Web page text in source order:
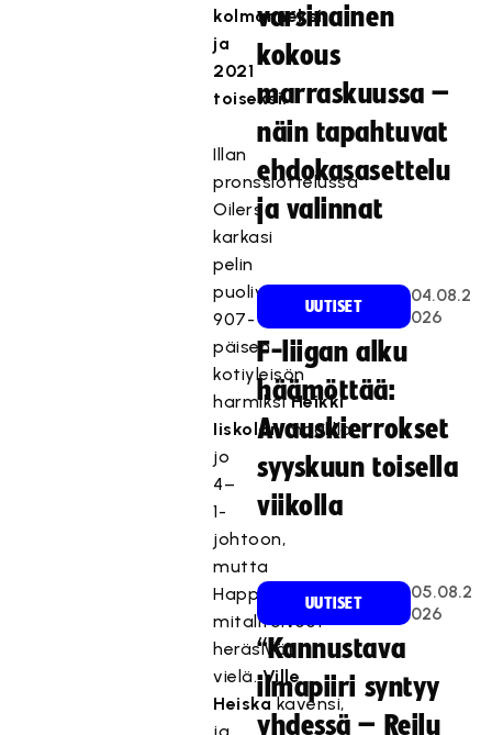
kolmanneksi
ja
2021
toiseksi.
Illan
pronssiottelussa
Oilers
karkasi
pelin
puolivälissä
907-
päisen
kotiyleisön
harmiksiHeikki
Iiskolanmaalilla
jo
4–
1-
johtoon,
mutta
Happeen
mitalitoiveet
heräsivät
vielä.Ville
Heiskakavensi,
varsinainen
kokous
marraskuussa –
näin tapahtuvat
ehdokasasettelu
ja valinnat
UUTISET
04.08.2
026
F-liigan alku
häämöttää:
Avauskierrokset
syyskuun toisella
viikolla
UUTISET
05.08.2
026
“Kannustava
ilmapiiri syntyy
yhdessä – Reilu